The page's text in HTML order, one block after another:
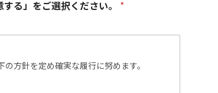
る」をご選択ください。 *
方針を定め確実な履行に努めます。